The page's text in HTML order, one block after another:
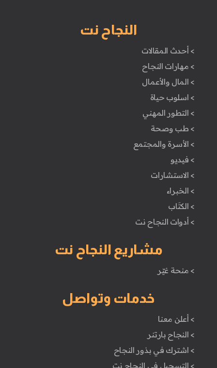
النجاح نت
> أحدث المقالات
> مهارات النجاح
> المال والأعمال
> اسلوب حياة
> التطور المهني
> طب وصحة
> الأسرة والمجتمع
> فيديو
> الاستشارات
> الخبراء
> الكتَاب
> أدوات النجاح نت
مشاريع النجاح نت
> منحة غيّر
خدمات وتواصل
> أعلن معنا
> النجاح بارتنر
> اشترك في بذور النجاح
> التسجيل في النجاح نت